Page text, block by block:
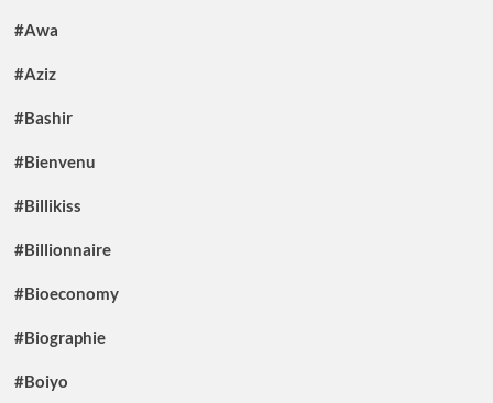
#Awa
#Aziz
#Bashir
#Bienvenu
#Billikiss
#Billionnaire
#Bioeconomy
#Biographie
#Boiyo